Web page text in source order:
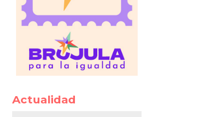
Actualidad